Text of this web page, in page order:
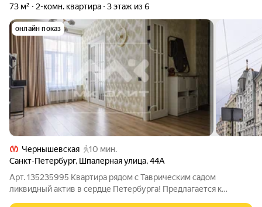
73 м² 2-комн. квартира 3 этаж из 6
онлайн показ
Чернышевская
10 мин.
Санкт-Петербург, Шпалерная улица,44А
Арт. 135235995 Квартира рядом с Таврическим садом
ликвидный актив в сердце Петербурга! Предлагается к